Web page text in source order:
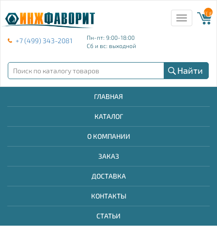
+7 (499) 343-2081
Пн-пт: 9:00-18:00
Сб и вс: выходной
Toggle
navigation
{{
Найти
ГЛАВНАЯ
КАТАЛОГ
О КОМПАНИИ
ЗАКАЗ
ДОСТАВКА
КОНТАКТЫ
СТАТЬИ